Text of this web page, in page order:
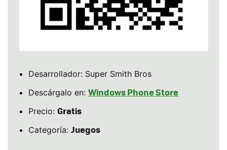
Desarrollador: Super Smith Bros
Descárgalo en: Windows Phone Store
Precio: Gratis
Categoría: Juegos